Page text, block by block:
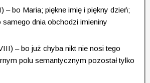
– bo Maria; piękne imię i piękny dzień;
samego dnia obchodzi imieniny
– bo już chyba nikt nie nosi tego
polu semantycznym pozostał tylko